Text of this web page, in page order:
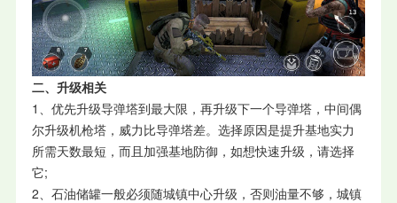
二、升级相关
1、优先升级导弹塔到最大限，再升级下一个导弹塔，中间偶
尔升级机枪塔，威力比导弹塔差。选择原因是提升基地实力
所需天数最短，而且加强基地防御，如想快速升级，请选择
它;
2、石油储罐一般必须随城镇中心升级，否则油量不够，城镇